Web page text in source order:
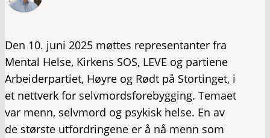
Den 10. juni 2025 møttes representanter fra
Mental Helse, Kirkens SOS, LEVE og partiene
Arbeiderpartiet, Høyre og Rødt på Stortinget, i
et nettverk for selvmordsforebygging. Temaet
var menn, selvmord og psykisk helse. En av
de største utfordringene er å nå menn som